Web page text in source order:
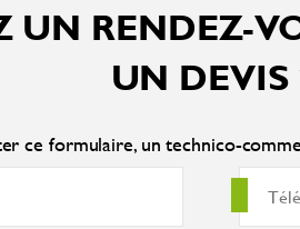
UN RENDEZ-
UN DEVIS
ce formulaire, un technico-